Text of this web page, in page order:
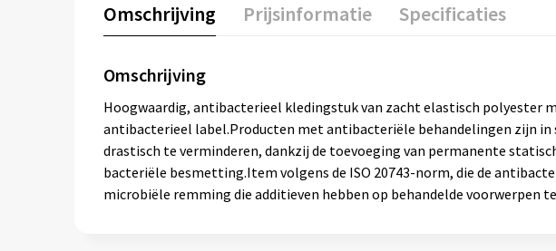
Omschrijving Prijsinformatie Specificaties
Omschrijving
Hoogwaardig, antibacterieel kledingstuk van zacht elastisch polyester
antibacterieel label.Producten met antibacteriële behandelingen zijn in
drastisch te verminderen, dankzij de toevoeging van permanente
bacteriële besmetting.Item volgens de ISO 20743-norm, die de
microbiële remming die additieven hebben op behandelde voorwerpen